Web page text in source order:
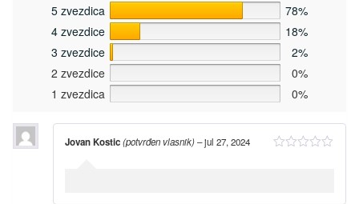
5 zvezdica
78%
4 zvezdice
18%
3 zvezdice
2%
2 zvezdice
0%
1 zvezdica
0%
Jovan Kostic(potvrđen vlasnik)–jul 27, 2024